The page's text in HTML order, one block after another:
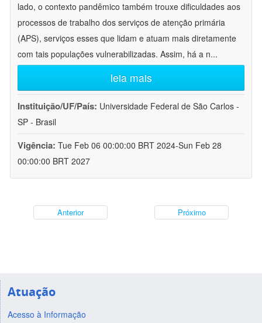
lado, o contexto pandêmico também trouxe dificuldades aos
processos de trabalho dos serviços de atenção primária
(APS), serviços esses que lidam e atuam mais diretamente
com tais populações vulnerabilizadas. Assim, há a n...
leia mais
Instituição/UF/País: Universidade Federal de São Carlos -
SP - Brasil
Vigência: Tue Feb 06 00:00:00 BRT 2024-Sun Feb 28
00:00:00 BRT 2027
Anterior Próximo
Atuação
Acesso à Informação